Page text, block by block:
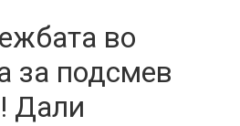
во
за подсмев
Дали